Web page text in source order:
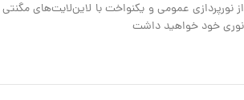
از نورپردازی عمومی و یکنواخت با لاین‌لایت‌های
نوری خود خواهید داشت